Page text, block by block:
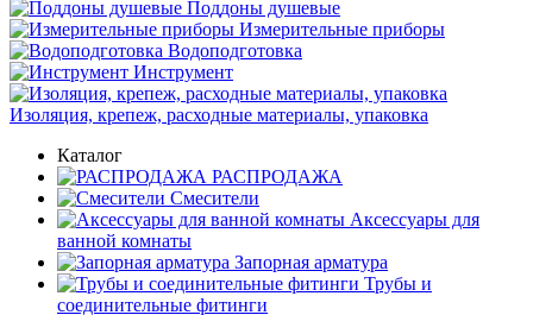
Поддоны душевые
Измерительные приборы
Водоподготовка
Инструмент
Изоляция, крепеж, расходные материалы, упаковка
Каталог
РАСПРОДАЖА
Смесители
Аксессуары для
ванной комнаты
Запорная арматура
Трубы и
соединительные фитинги